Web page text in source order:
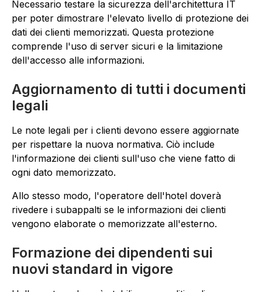
Necessario testare la sicurezza dell'architettura IT
per poter dimostrare l'elevato livello di protezione dei
dati dei clienti memorizzati. Questa protezione
comprende l'uso di server sicuri e la limitazione
dell'accesso alle informazioni.
Aggiornamento di tutti i documenti
legali
Le note legali per i clienti devono essere aggiornate
per rispettare la nuova normativa. Ciò include
l'informazione dei clienti sull'uso che viene fatto di
ogni dato memorizzato.
Allo stesso modo, l'operatore dell'hotel doverà
rivedere i subappalti se le informazioni dei clienti
vengono elaborate o memorizzate all'esterno.
Formazione dei dipendenti sui
nuovi standard in vigore